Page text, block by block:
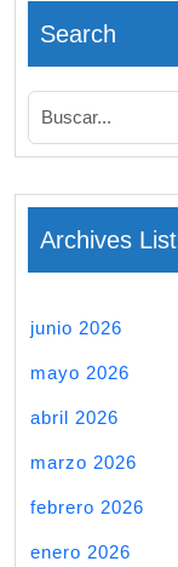
Search
Archives List
junio 2026
mayo 2026
abril 2026
marzo 2026
febrero 2026
enero 2026